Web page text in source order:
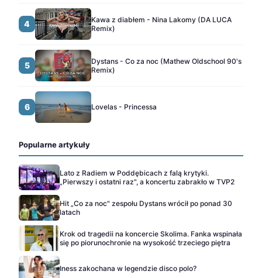
4
Kawa z diabłem - Nina Lakomy (DA LUCA
Remix)
5
Dystans - Co za noc (Mathew Oldschool 90's
Remix)
6 Lovelas - Princessa
Popularne artykuły
Lato z Radiem w Poddębicach z falą krytyki.
„Pierwszy i ostatni raz", a koncertu zabrakło w TVP2
Hit „Co za noc" zespołu Dystans wrócił po ponad 30
latach
Krok od tragedii na koncercie Skolima. Fanka wspinała
się po piorunochronie na wysokość trzeciego piętra
Iness zakochana w legendzie disco polo?